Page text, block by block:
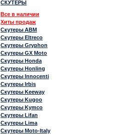
СКУТЕРЫ
Все в наличии
Хиты продаж
Скутеры ABM
Скутеры Eltreco
Скутеры Gryphon
Скутеры GX Moto
Скутеры Honda
Скутеры Honling
Скутеры Innocenti
Скутеры Irbis
Скутеры Keeway
Скутеры Kugoo
Скутеры Kymco
Скутеры Lifan
Скутеры Lima
Скутеры Moto-Italy